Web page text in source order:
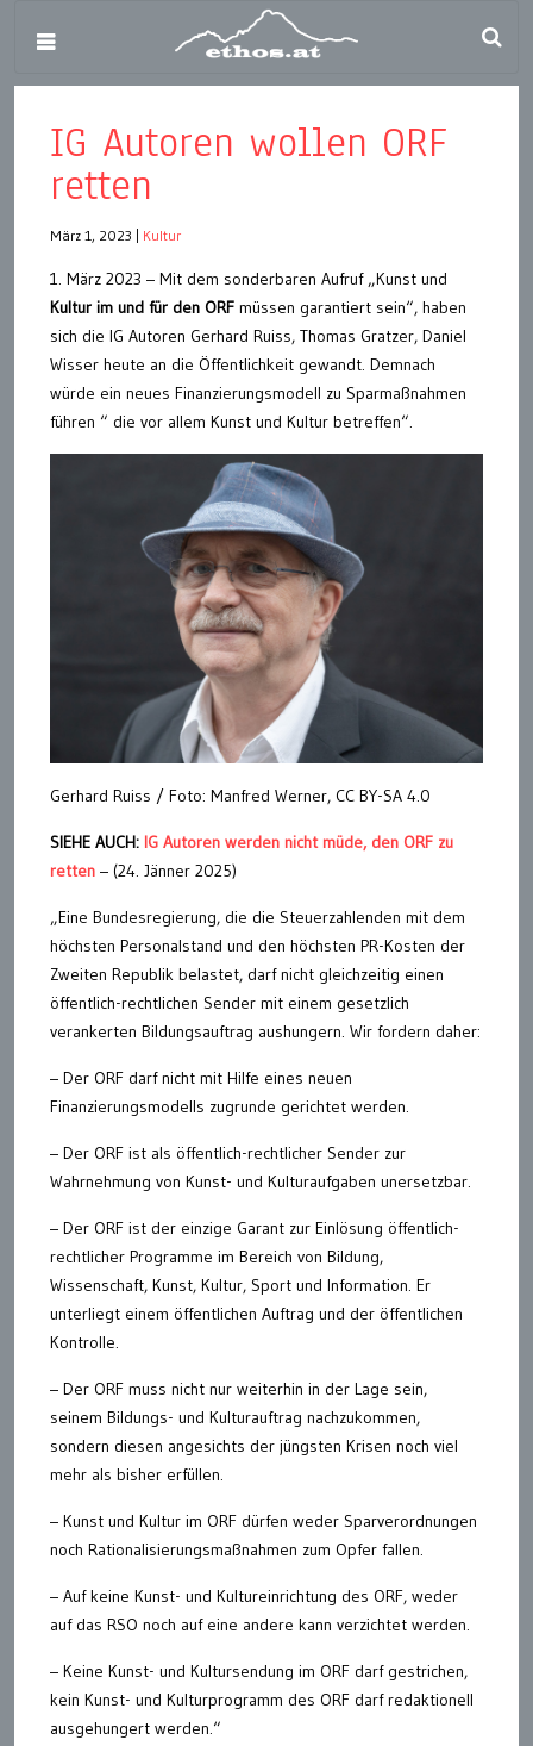
IG Autoren wollen ORF
retten
März 1, 2023 Kultur
1. März 2023 – Mit dem sonderbaren Aufruf „Kunst und
Kultur im und für den ORF müssen garantiert sein“, haben
sich die IG Autoren Gerhard Ruiss, Thomas Gratzer, Daniel
Wisser heute an die Öffentlichkeit gewandt. Demnach
würde ein neues Finanzierungsmodell zu Sparmaßnahmen
führen “ die vor allem Kunst und Kultur betreffen“.
Gerhard Ruiss / Foto: Manfred Werner, CC BY-SA 4.0
SIEHE AUCH: IG Autoren werden nicht müde, den ORF zu
retten – (24. Jänner 2025)
„Eine Bundesregierung, die die Steuerzahlenden mit dem
höchsten Personalstand und den höchsten PR-Kosten der
Zweiten Republik belastet, darf nicht gleichzeitig einen
öffentlich-rechtlichen Sender mit einem gesetzlich
verankerten Bildungsauftrag aushungern. Wir fordern daher:
– Der ORF darf nicht mit Hilfe eines neuen
Finanzierungsmodells zugrunde gerichtet werden.
– Der ORF ist als öffentlich-rechtlicher Sender zur
Wahrnehmung von Kunst- und Kulturaufgaben unersetzbar.
– Der ORF ist der einzige Garant zur Einlösung öffentlich-
rechtlicher Programme im Bereich von Bildung,
Wissenschaft, Kunst, Kultur, Sport und Information. Er
unterliegt einem öffentlichen Auftrag und der öffentlichen
Kontrolle.
– Der ORF muss nicht nur weiterhin in der Lage sein,
seinem Bildungs- und Kulturauftrag nachzukommen,
sondern diesen angesichts der jüngsten Krisen noch viel
mehr als bisher erfüllen.
– Kunst und Kultur im ORF dürfen weder Sparverordnungen
noch Rationalisierungsmaßnahmen zum Opfer fallen.
– Auf keine Kunst- und Kultureinrichtung des ORF, weder
auf das RSO noch auf eine andere kann verzichtet werden.
– Keine Kunst- und Kultursendung im ORF darf gestrichen,
kein Kunst- und Kulturprogramm des ORF darf redaktionell
ausgehungert werden.“